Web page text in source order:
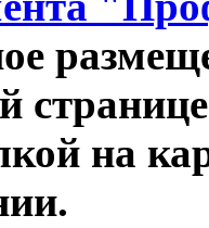
на